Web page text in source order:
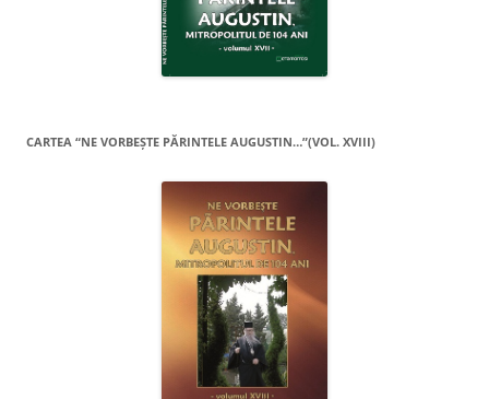
CARTEA “NE VORBEŞTE PĂRINTELE AUGUSTIN…”(VOL. XVIII)